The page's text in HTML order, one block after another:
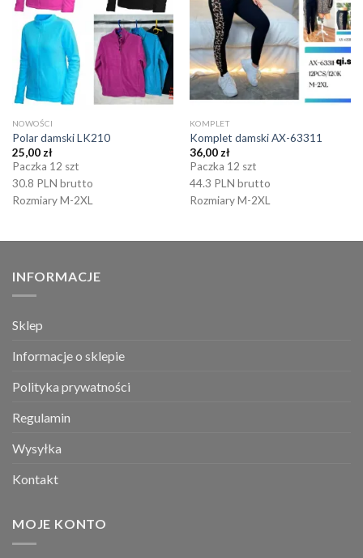
NOWOŚCI
Polar damski LK210
25,00 zł
Paczka 12 szt
30.8 PLN brutto
Rozmiary M-2XL
KOMPLET
Komplet damski AX-63311
36,00 zł
Paczka 12 szt
44.3 PLN brutto
Rozmiary M-2XL
INFORMACJE
Sklep
Informacje o sklepie
Polityka prywatności
Regulamin
Wysyłka
Kontakt
MOJE KONTO